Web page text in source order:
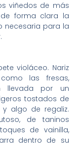
viñedos de más
forma clara la
necesaria para la
violáceo. Nariz
las fresas,
llevada por un
tostados de
algo de regaliz.
de taninos
de vainilla,
dentro de su